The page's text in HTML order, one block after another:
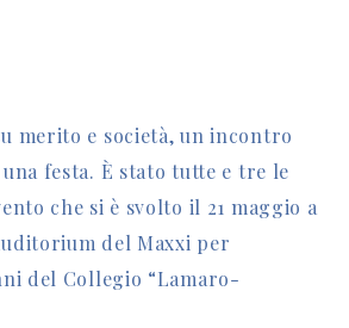
merito e società, un incontro
festa. È stato tutte e tre le
che si è svolto il 21 maggio a
del Maxxi per
del Collegio “Lamaro-